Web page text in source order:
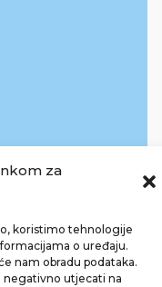
za
koristimo tehnologije
o uređaju.
nam obradu podataka.
negativno utjecati na